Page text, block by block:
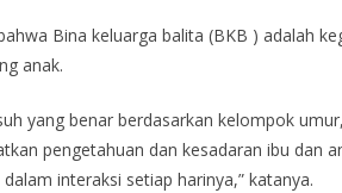
Bina keluarga balita (BKB ) adalah
anak.
yang benar berdasarkan kelompok
pengetahuan dan kesadaran ibu dan
interaksi setiap harinya,” katanya.